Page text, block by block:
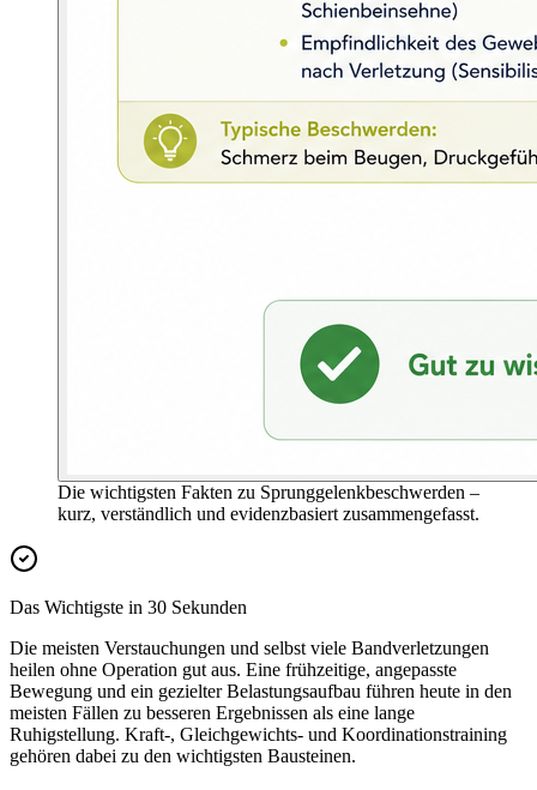
Die wichtigsten Fakten zu Sprunggelenkbeschwerden –
kurz, verständlich und evidenzbasiert zusammengefasst.
Das Wichtigste in 30 Sekunden
Die meisten Verstauchungen und selbst viele Bandverletzungen
heilen ohne Operation gut aus. Eine frühzeitige, angepasste
Bewegung und ein gezielter Belastungsaufbau führen heute in den
meisten Fällen zu besseren Ergebnissen als eine lange
Ruhigstellung. Kraft-, Gleichgewichts- und Koordinationstraining
gehören dabei zu den wichtigsten Bausteinen.